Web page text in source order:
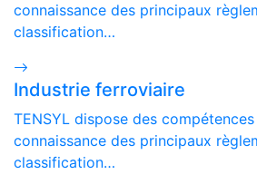
connaissance des principaux
classification…
Industrie ferroviaire
TENSYL dispose des
connaissance des principaux
classification…